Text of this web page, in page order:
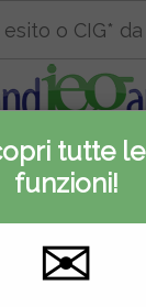
privacy
tutte le
funzioni!
✉
Contenuti